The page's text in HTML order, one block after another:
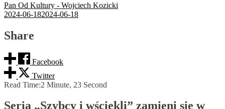
Pan Od Kultury - Wojciech Kozicki
2024-06-182024-06-18
Share
Facebook
Twitter
Read Time:2 Minute, 23 Second
Seria „Szybcy i wściekli” zamieni się w